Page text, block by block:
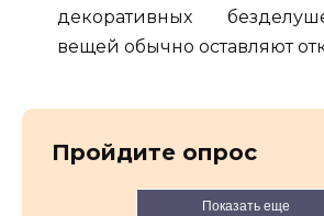
декоративных
вещей обычно оставляют
Пройдите опрос
Показать еще